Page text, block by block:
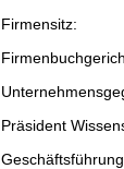
Firmensitz:
Präsident